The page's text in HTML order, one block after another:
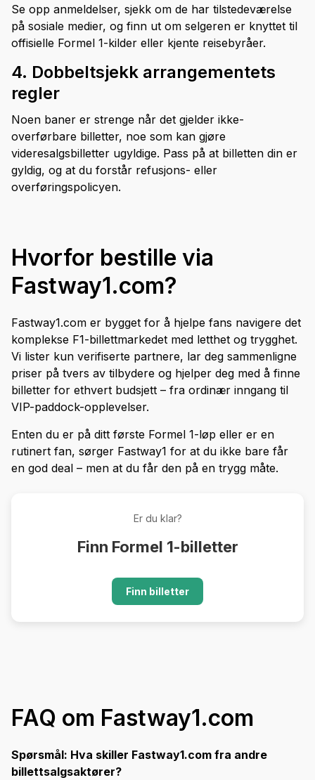
Se opp anmeldelser, sjekk om de har tilstedeværelse
på sosiale medier, og finn ut om selgeren er knyttet til
offisielle Formel 1-kilder eller kjente reisebyråer.
4. Dobbeltsjekk arrangementets
regler
Noen baner er strenge når det gjelder ikke-
overførbare billetter, noe som kan gjøre
videresalgsbilletter ugyldige. Pass på at billetten din er
gyldig, og at du forstår refusjons- eller
overføringspolicyen.
Hvorfor bestille via
Fastway1.com?
Fastway1.com er bygget for å hjelpe fans navigere det
komplekse F1-billettmarkedet med letthet og trygghet.
Vi lister kun verifiserte partnere, lar deg sammenligne
priser på tvers av tilbydere og hjelper deg med å finne
billetter for ethvert budsjett – fra ordinær inngang til
VIP-paddock-opplevelser.
Enten du er på ditt første Formel 1-løp eller er en
rutinert fan, sørger Fastway1 for at du ikke bare får
en god deal – men at du får den på en trygg måte.
Er du klar?
Finn Formel 1-billetter
Finn billetter
FAQ om Fastway1.com
Spørsmål: Hva skiller Fastway1.com fra andre
billettsalgsaktører?